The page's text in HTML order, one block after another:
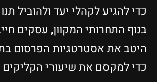
כדי להגיע לקהלי יעד ולהוביל
בנוף התחרותי המקוון, עסקים
היטב את אסטרטגיות הפרסום
כדי למקסם את שיעורי הקליקים